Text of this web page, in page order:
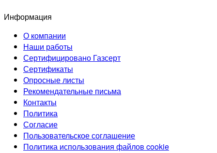
Информация
О компании
Наши работы
Сертифицировано Газсерт
Сертификаты
Опросные листы
Рекомендательные письма
Контакты
Политика
Согласие
Пользовательское соглашение
Политика использования файлов cookie